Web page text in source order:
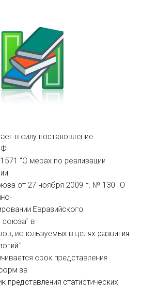
в силу постановление
"О мерах по реализации
от 27 ноября 2009 г. № 130 "О
Евразийского
союза" в
используемых в целях развития
срок представления
за
представления статистических